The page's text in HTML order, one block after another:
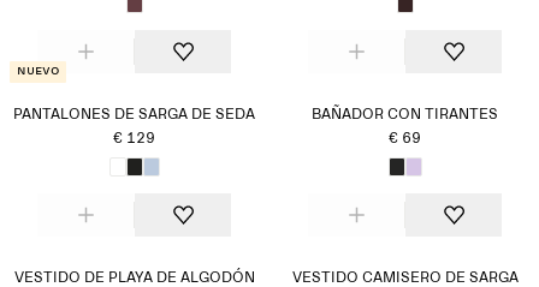
Nuevo
PANTALONES DE SARGA DE SEDA
€ 129
BAÑADOR CON TIRANTES
€ 69
VESTIDO DE PLAYA DE ALGODÓN
VESTIDO CAMISERO DE SARGA